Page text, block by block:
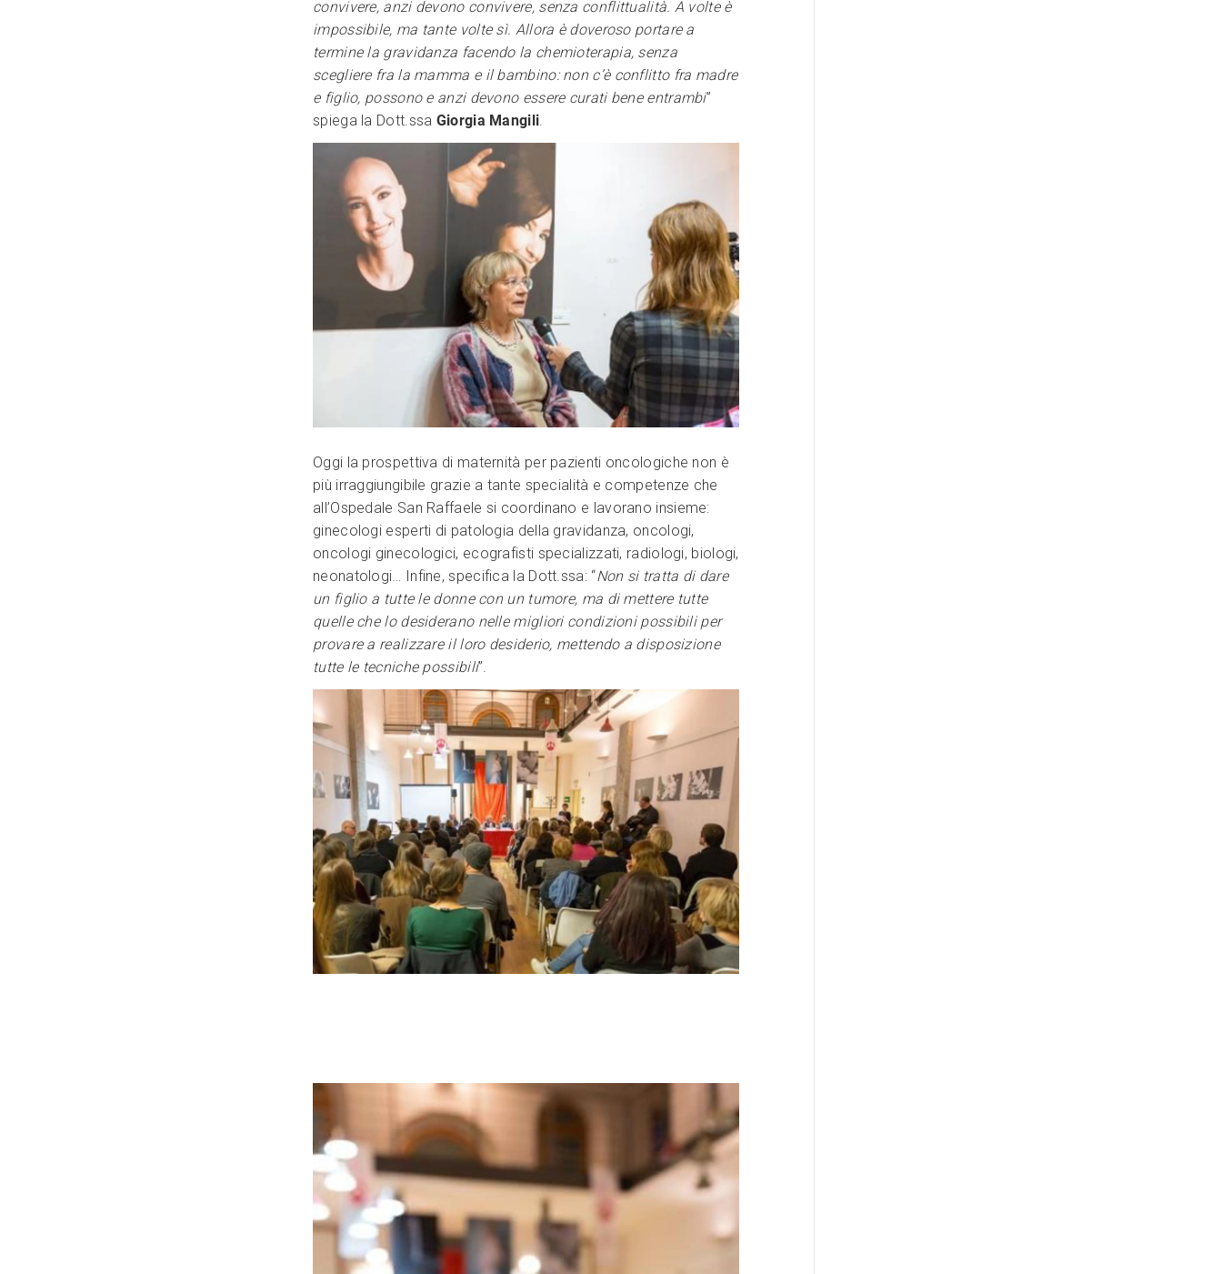
convivere, anzi devono convivere, senza conflittualità. A volte è
impossibile, ma tante volte sì. Allora è doveroso portare a
termine la gravidanza facendo la chemioterapia, senza
scegliere fra la mamma e il bambino: non c’è conflitto fra madre
e figlio, possono e anzi devono essere curati bene entrambi”
spiega la Dott.ssa Giorgia Mangili.
Oggi la prospettiva di maternità per pazienti oncologiche non è
più irraggiungibile grazie a tante specialità e competenze che
all’Ospedale San Raffaele si coordinano e lavorano insieme:
ginecologi esperti di patologia della gravidanza, oncologi,
oncologi ginecologici, ecografisti specializzati, radiologi, biologi,
neonatologi… Infine, specifica la Dott.ssa: “Non si tratta di dare
un figlio a tutte le donne con un tumore, ma di mettere tutte
quelle che lo desiderano nelle migliori condizioni possibili per
provare a realizzare il loro desiderio, mettendo a disposizione
tutte le tecniche possibili”.